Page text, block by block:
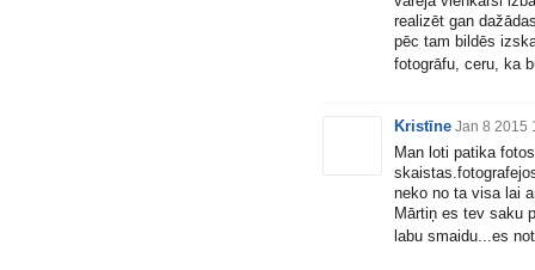
realizēt gan
pēc tam bildēs
fotogrāfu, ceru, ka
Kristīne Jan 8 2015
Man loti patika
neko no ta visa lai
Mārtiņ es tev saku
labu smaidu...es